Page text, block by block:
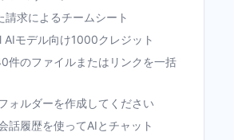
請求によるチームシート
AIモデル向け1000クレジット
件のファイルまたはリンクを一括
ォルダーを作成してください
話履歴を使ってAIとチャット